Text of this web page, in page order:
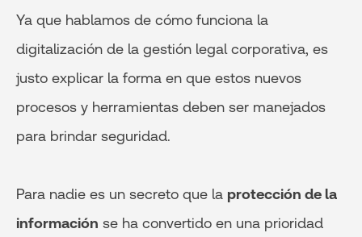
Ya que hablamos de cómo funciona la
digitalización de la gestión legal corporativa, es
justo explicar la forma en que estos nuevos
procesos y herramientas deben ser manejados
para brindar seguridad.
Para nadie es un secreto que la protección de la
información se ha convertido en una prioridad